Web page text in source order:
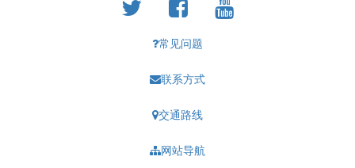
常见问题
联系方式
交通路线
网站导航